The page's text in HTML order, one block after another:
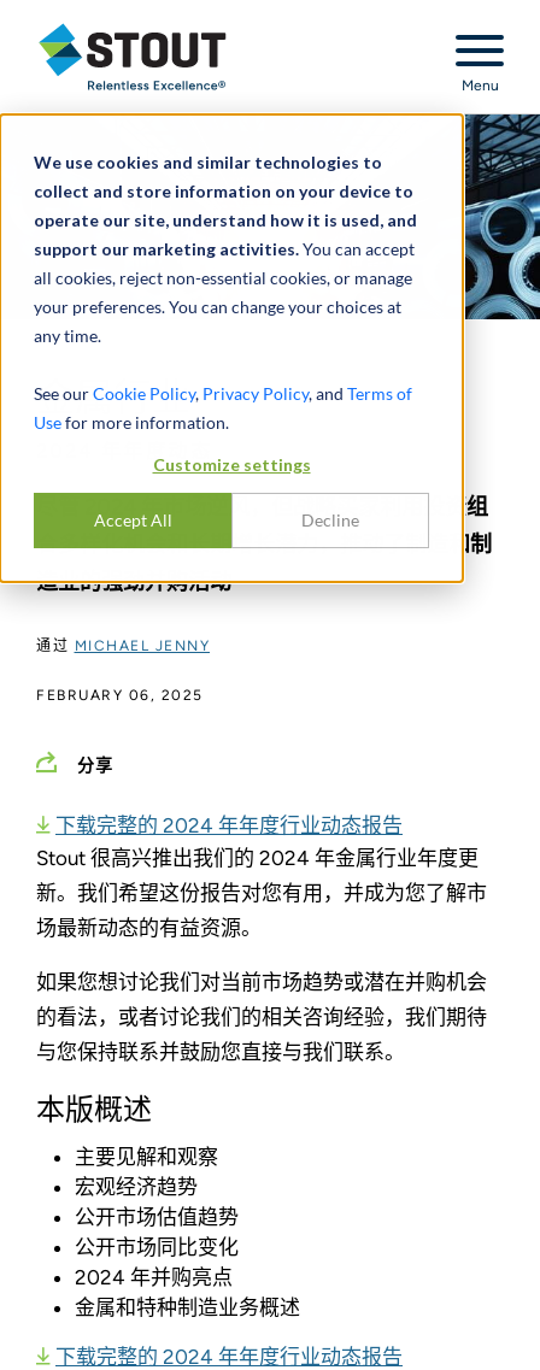
We use cookies and similar technologies to
collect and store information on your device to
operate our site, understand how it is used, and
support our marketing activities.You can accept
all cookies, reject non-essential cookies, or manage
your preferences. You can change your choices at
any time.
See ourCookie Policy, Privacy Policy, and Terms of
Usefor more information.
Customize settings
Accept All Decline
Stout Relentless Excellence
Menu
金属行业
尽管 2024 年市场逆风，但战略买家利用投资组
合多样化机会和长期增长潜力，推动了制造和制
造业的强劲并购活动
通过 MICHAEL JENNY
FEBRUARY 06, 2025
分享
下载完整的 2024 年年度行业动态报告
Stout 很高兴推出我们的 2024 年金属行业年度更
新。我们希望这份报告对您有用，并成为您了解市
场最新动态的有益资源。
如果您想讨论我们对当前市场趋势或潜在并购机会
的看法，或者讨论我们的相关咨询经验，我们期待
与您保持联系并鼓励您直接与我们联系。
本版概述
主要见解和观察
宏观经济趋势
公开市场估值趋势
公开市场同比变化
2024 年并购亮点
金属和特种制造业务概述
下载完整的 2024 年年度行业动态报告